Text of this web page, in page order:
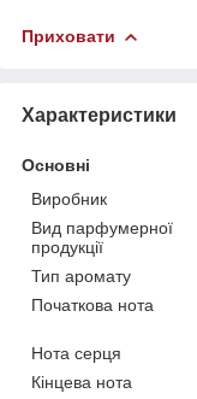
Приховати
Характеристики
Основні
Виробник
Вид парфумерної
продукції
Тип аромату
Початкова нота
Нота серця
Кінцева нота